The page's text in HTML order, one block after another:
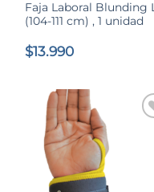
Faja Laboral Blunding L
(104-111 cm) , 1 unidad
$13.990